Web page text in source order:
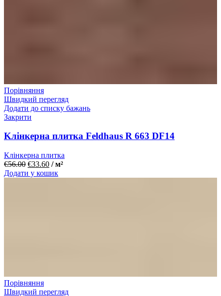
Порівняння
Швидкий перегляд
Додати до списку бажань
Закрити
Kлінкерна плитка Feldhaus R 663 DF14
Клінкерна плитка
€56.00 €33.60 / м²
Додати у кошик
Порівняння
Швидкий перегляд